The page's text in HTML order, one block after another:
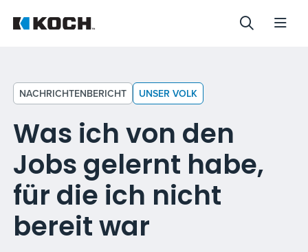
NACHRICHTENBERICHT UNSER VOLK
Was ich von den
Jobs gelernt habe,
für die ich nicht
bereit war